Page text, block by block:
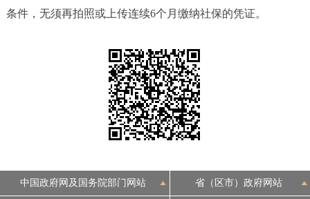
条件，无须再拍照或上传连续6个月缴纳社保的凭证。
中国政府网及国务院部门网站 省（区市）政府网站